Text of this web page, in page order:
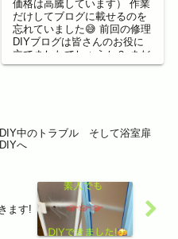
価格は高騰しています） 作業
だけしてブログに載せるのを
忘れていました😅 前回の修理
DIYブログは皆さんのお役に
立てましたでしょうか？ まだ
の方は↓のリンクから1...
中のトラブル そして浴室扉
へ
ます!